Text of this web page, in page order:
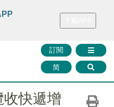
財華證券 媒體矩陣
訂閱
简
收快遞增